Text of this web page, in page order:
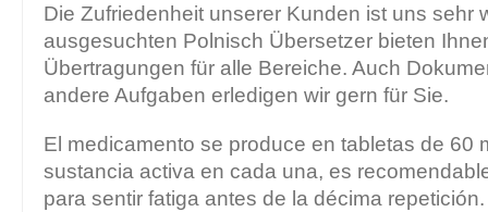
Die Zufriedenheit unserer Kunden ist uns sehr
ausgesuchten Polnisch Übersetzer bieten
Übertragungen für alle Bereiche. Auch
andere Aufgaben erledigen wir gern für Sie.
El medicamento se produce en tabletas de 60
sustancia activa en cada una, es
para sentir fatiga antes de la décima